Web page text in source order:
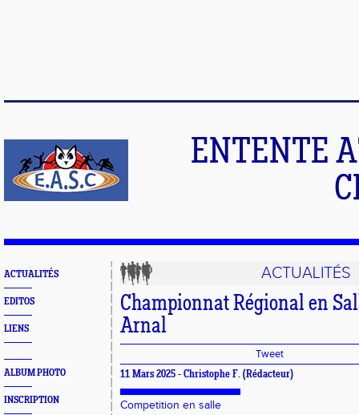
ENTENTE
ACTUALITÉS
EDITOS
LIENS
ALBUM PHOTO
INSCRIPTION
ACTUALITÉS
Championnat Régional en
Arnal
Tweet
11 Mars 2025 - Christophe F. (Rédacteur)
Competition en salle